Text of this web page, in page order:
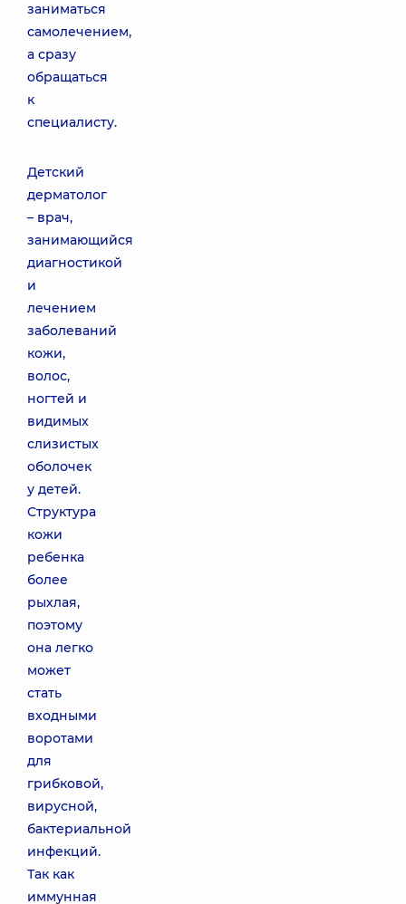
заниматься
самолечением,
а сразу
обращаться
к
специалисту.
Детский
дерматолог
– врач,
занимающийся
диагностикой
и
лечением
заболеваний
кожи,
волос,
ногтей и
видимых
слизистых
оболочек
у детей.
Структура
кожи
ребенка
более
рыхлая,
поэтому
она легко
может
стать
входными
воротами
для
грибковой,
вирусной,
бактериальной
инфекций.
Так как
иммунная